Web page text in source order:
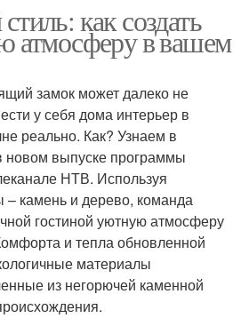
как создать
атмосферу в вашем
замок может далеко не
у себя дома интерьер в
реально. Как? Узнаем в
новом выпуске программы
НТВ. Используя
камень и дерево, команда
гостиной уютную атмосферу
и тепла обновленной
материалы
из негорючей каменной